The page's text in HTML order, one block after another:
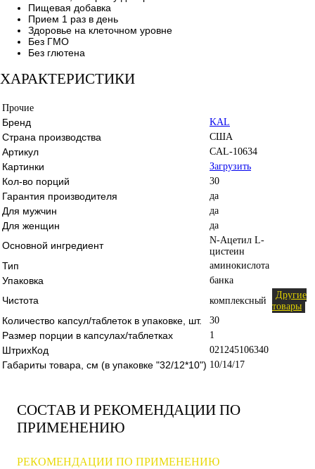
Пищевая добавка
Прием 1 раз в день
Здоровье на клеточном уровне
Без ГМО
Без глютена
ХАРАКТЕРИСТИКИ
Прочие
Бренд KAL
Страна производства США
Артикул CAL-10634
Картинки Загрузить
Кол-во порций 30
Гарантия производителя да
Для мужчин да
Для женщин да
Основной ингредиент
N-Ацетил L-
цистеин
Тип аминокислота
Упаковка банка
Чистота комплексный
Другие
товары
Количество капсул/таблеток в упаковке, шт. 30
Размер порции в капсулах/таблетках 1
ШтрихКод 021245106340
Габариты товара, см (в упаковке "32/12*10") 10/14/17
СОСТАВ И РЕКОМЕНДАЦИИ ПО
ПРИМЕНЕНИЮ
РЕКОМЕНДАЦИИ ПО ПРИМЕНЕНИЮ